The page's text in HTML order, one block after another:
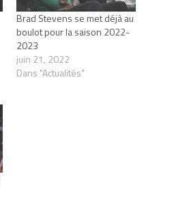
Brad Stevens se met déjà au
boulot pour la saison 2022-
2023
juin 21, 2022
Dans "Actualités"